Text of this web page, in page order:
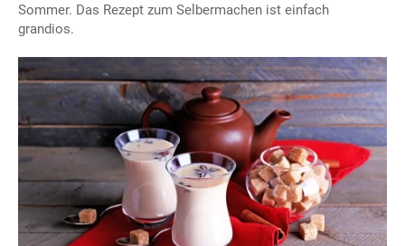
Sommer. Das Rezept zum Selbermachen ist einfach
grandios.